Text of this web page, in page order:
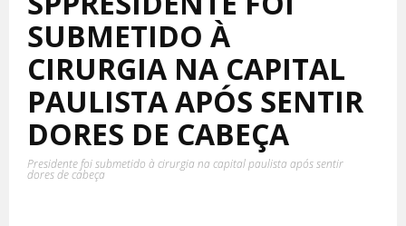
SUBMETIDO À
CIRURGIA NA CAPITAL
PAULISTA APÓS SENTIR
DORES DE CABEÇA
Presidente foi submetido à cirurgia na capital paulista após sentir
dores de cabeça